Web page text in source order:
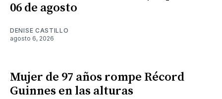
06 de agosto
DENISE CASTILLO
agosto 6, 2026
Mujer de 97 años rompe Récord
Guinnes en las alturas